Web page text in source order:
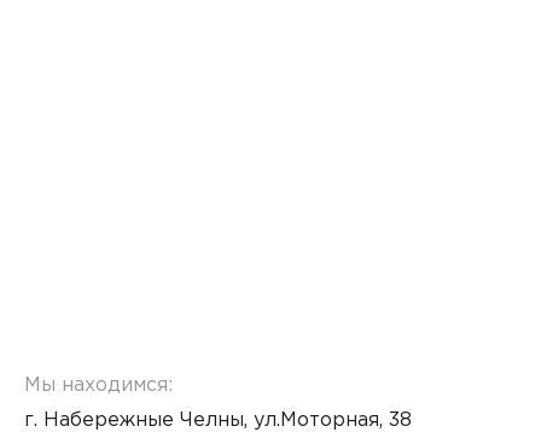
Мы находимся:
г. Набережные Челны, ул.Моторная, 38